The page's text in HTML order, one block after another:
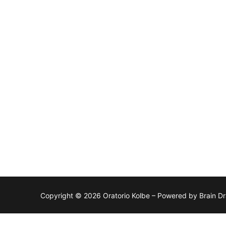
Copyright © 2026 Oratorio Kolbe – Powered by Brain